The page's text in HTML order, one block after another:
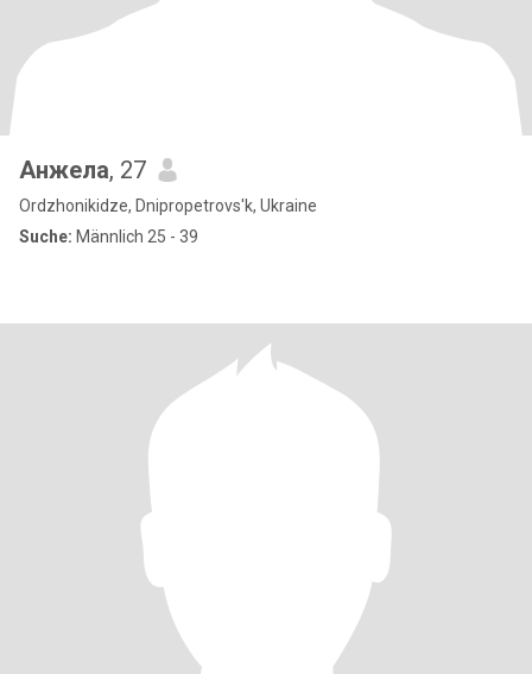
Анжела, 27
Ordzhonikidze, Dnipropetrovs'k, Ukraine
Suche: Männlich 25 - 39